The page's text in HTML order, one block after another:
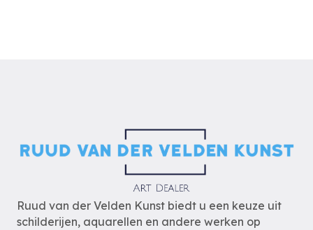
Ruud van der Velden Kunst biedt u een keuze uit
schilderijen, aquarellen en andere werken op